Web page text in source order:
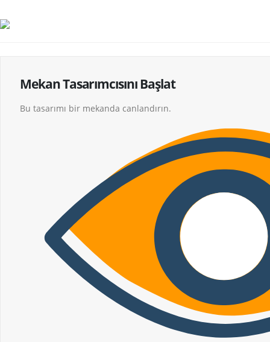
Mekan Tasarımcısını Başlat
Bu tasarımı bir mekanda canlandırın.